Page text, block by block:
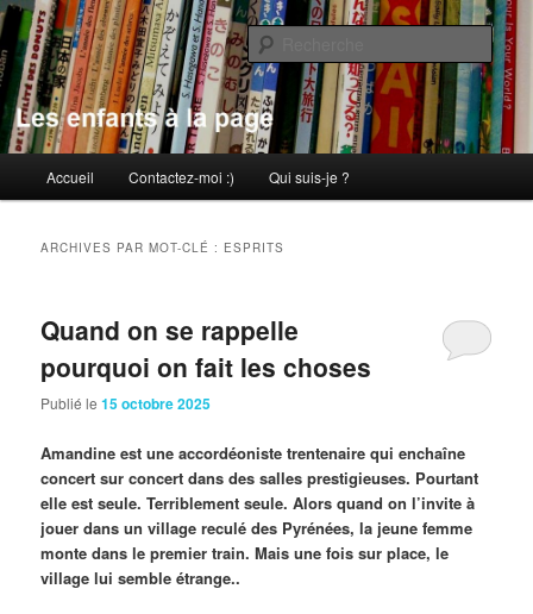
Aller
au
contenu
principal
Aller
au
contenu
secondaireLes enfants à la page
principal
Accueil Contactez-moi :) Qui suis-je ?
ARCHIVES PAR MOT-CLÉ : ESPRITS
Quand on se rappelle
pourquoi on fait les choses
Publié le15 octobre 2025
Amandine est une accordéoniste trentenaire qui enchaîne
concert sur concert dans des salles prestigieuses. Pourtant
elle est seule. Terriblement seule. Alors quand on l’invite à
jouer dans un village reculé des Pyrénées, la jeune femme
monte dans le premier train. Mais une fois sur place, le
village lui semble étrange..